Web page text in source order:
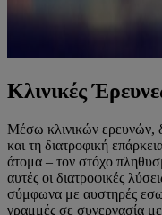
Κλινικές
Μέσω κλινικών ερευνών,
και τη διατροφική
άτομα – τον στόχο
αυτές οι διατροφικές
σύμφωνα με αυστηρές
γραμμές σε συνεργασία